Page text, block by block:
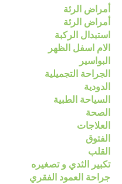
أمراض الرئة
أمراض الرئة
استبدال الركبة
الام اسفل الظهر
البواسير
الجراحة التجميلية
الدودية
السياحة الطبية
الصحة
العلاجات
الفتوق
القلب
تكبير الثدي و تصغيره
جراحة العمود الفقري